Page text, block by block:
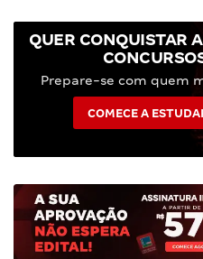
QUER CONQUISTAR
Prepare-se com quem
COMECE A